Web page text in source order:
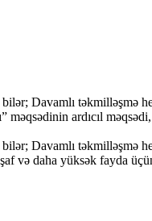
Davamlı təkmilləşmə
məqsədinin ardıcıl
Davamlı təkmilləşmə
və daha yüksək fayda